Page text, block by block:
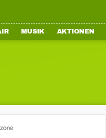
MUSIK AKTIONEN